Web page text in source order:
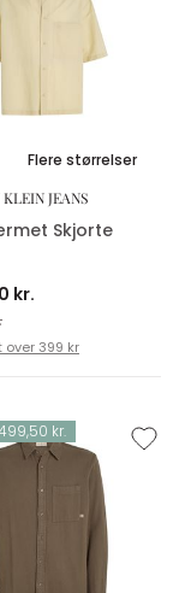
Flere størrelser
JEANS
Skjorte
kr.
over 399 kr
kr.